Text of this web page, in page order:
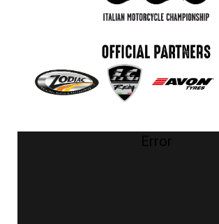
Error